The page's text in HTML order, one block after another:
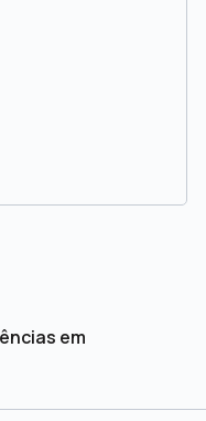
em